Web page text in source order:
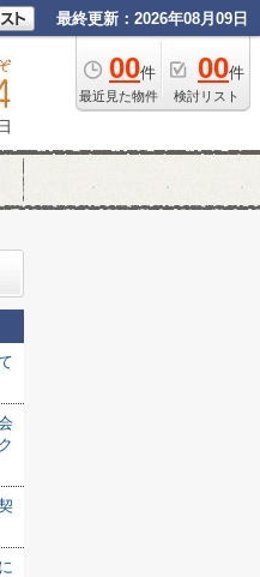
最終更新：2026年08月09日
00件
最近見た物件
00件
検討リスト